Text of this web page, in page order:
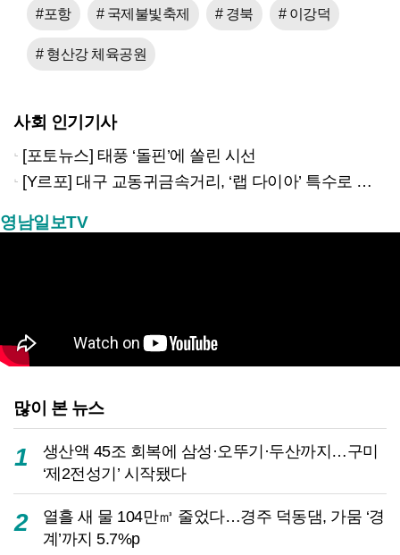
#포항 # 국제불빛축제 # 경북 # 이강덕
# 형산강 체육공원
사회 인기기사
[포토뉴스] 태풍 ‘돌핀’에 쏠린 시선
[Y르포] 대구 교동귀금속거리, ‘랩 다이아’ 특수로 다시금 활기…“반짝 인기 의존 않는 지속 가능 성장 동력 마련해야”
영남일보TV
많이 본 뉴스
1
생산액 45조 회복에 삼성·오뚜기·두산까지…구미
‘제2전성기’ 시작됐다
2
열흘 새 물 104만㎥ 줄었다…경주 덕동댐, 가뭄 ‘경
계’까지 5.7%p